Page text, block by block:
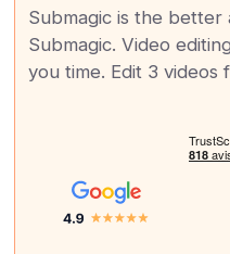
Submagic is the better
Submagic. Video
you time. Edit 3 videos